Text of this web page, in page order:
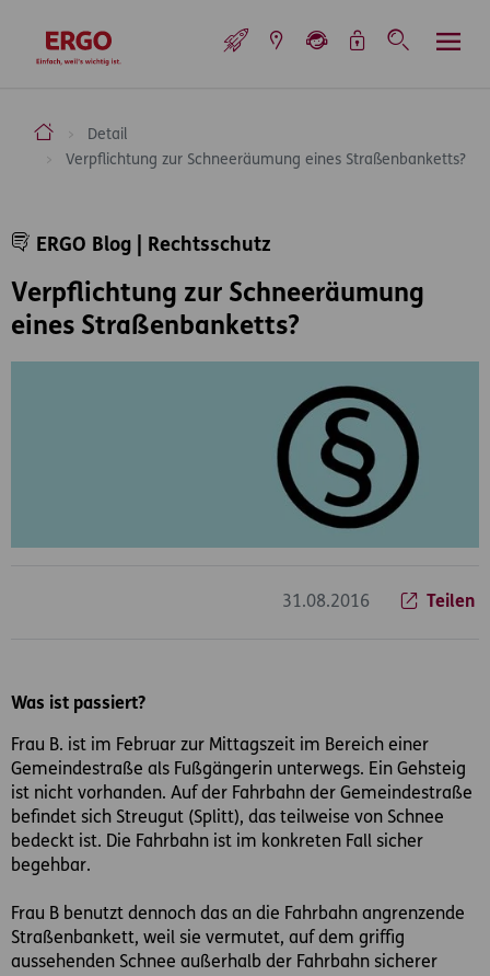
zur Startseite
ERGO Versicherung Aktiengesellschaft
Detail
Verpflichtung zur Schneeräumung eines Straßenbanketts?
Verpflichtung zur Schneeräumung
eines Straßenbanketts?
ERGO Blog | Rechtsschutz
31.08.2016 Teilen
Was ist passiert?
Frau B. ist im Februar zur Mittagszeit im Bereich einer
Gemeindestraße als Fußgängerin unterwegs. Ein Gehsteig
ist nicht vorhanden. Auf der Fahrbahn der Gemeindestraße
befindet sich Streugut (Splitt), das teilweise von Schnee
bedeckt ist. Die Fahrbahn ist im konkreten Fall sicher
begehbar.
Frau B benutzt dennoch das an die Fahrbahn angrenzende
Straßenbankett, weil sie vermutet, auf dem griffig
aussehenden Schnee außerhalb der Fahrbahn sicherer